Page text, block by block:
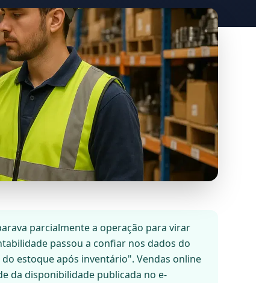
parcialmente a operação para virar
passou a confiar nos dados do
estoque após inventário". Vendas online
da disponibilidade publicada no e-